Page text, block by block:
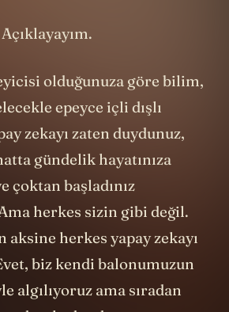
olduğunuza göre bilim,
epeyce içli dışlı
zekayı zaten duydunuz,
gündelik hayatınıza
çoktan başladınız
herkes sizin gibi değil.
aksine herkes yapay zekayı
biz kendi balonumuzun
algılıyoruz ama sıradan